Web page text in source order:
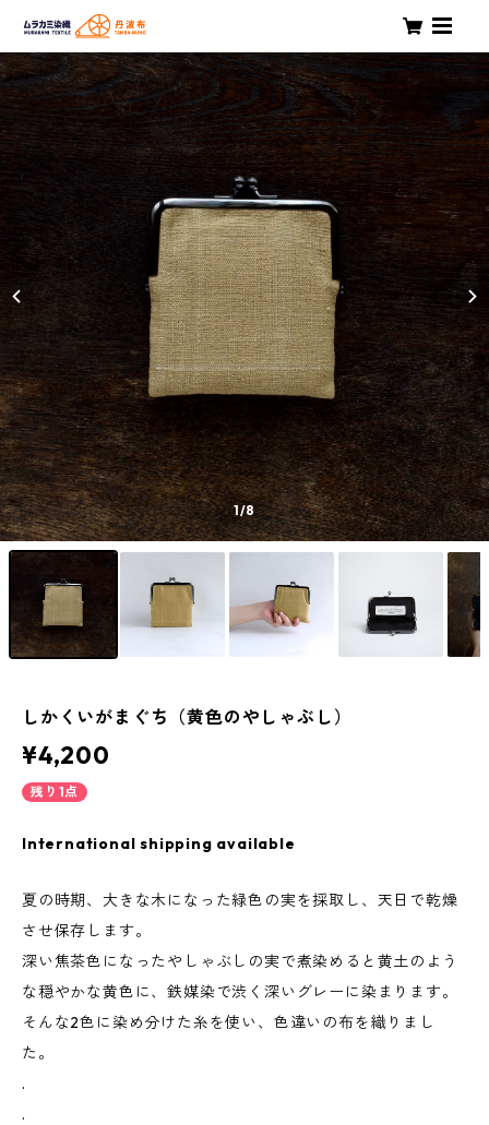
1/8
しかくいがまぐち（黄色のやしゃぶし）
¥4,200
残り1点
International shipping available
夏の時期、大きな木になった緑色の実を採取し、天日で乾燥
させ保存します。
深い焦茶色になったやしゃぶしの実で煮染めると黄土のよう
な穏やかな黄色に、鉄媒染で渋く深いグレーに染まります。
そんな2色に染め分けた糸を使い、色違いの布を織りまし
た。
.
.